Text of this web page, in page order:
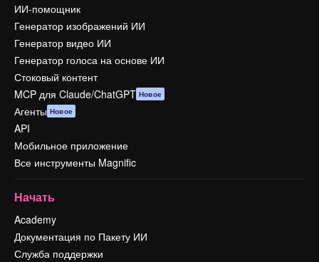
ИИ-помощник
Генератор изображений ИИ
Генератор видео ИИ
Генератор голоса на основе ИИ
Стоковый контент
MCP для Claude/ChatGPT Новое
Агенты Новое
API
Мобильное приложение
Все инструменты Magnific
Начать
Academy
Документация по Пакету ИИ
Служба поддержки